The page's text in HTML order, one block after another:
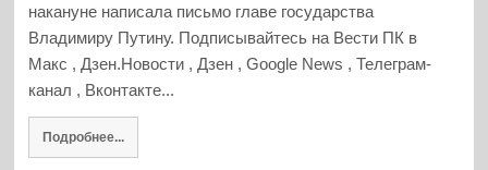
накануне написала письмо главе государства
Владимиру Путину. Подписывайтесь на Вести ПК в
Макс , Дзен.Новости , Дзен , Google News , Телеграм-
канал , Вконтакте...
Подробнее...